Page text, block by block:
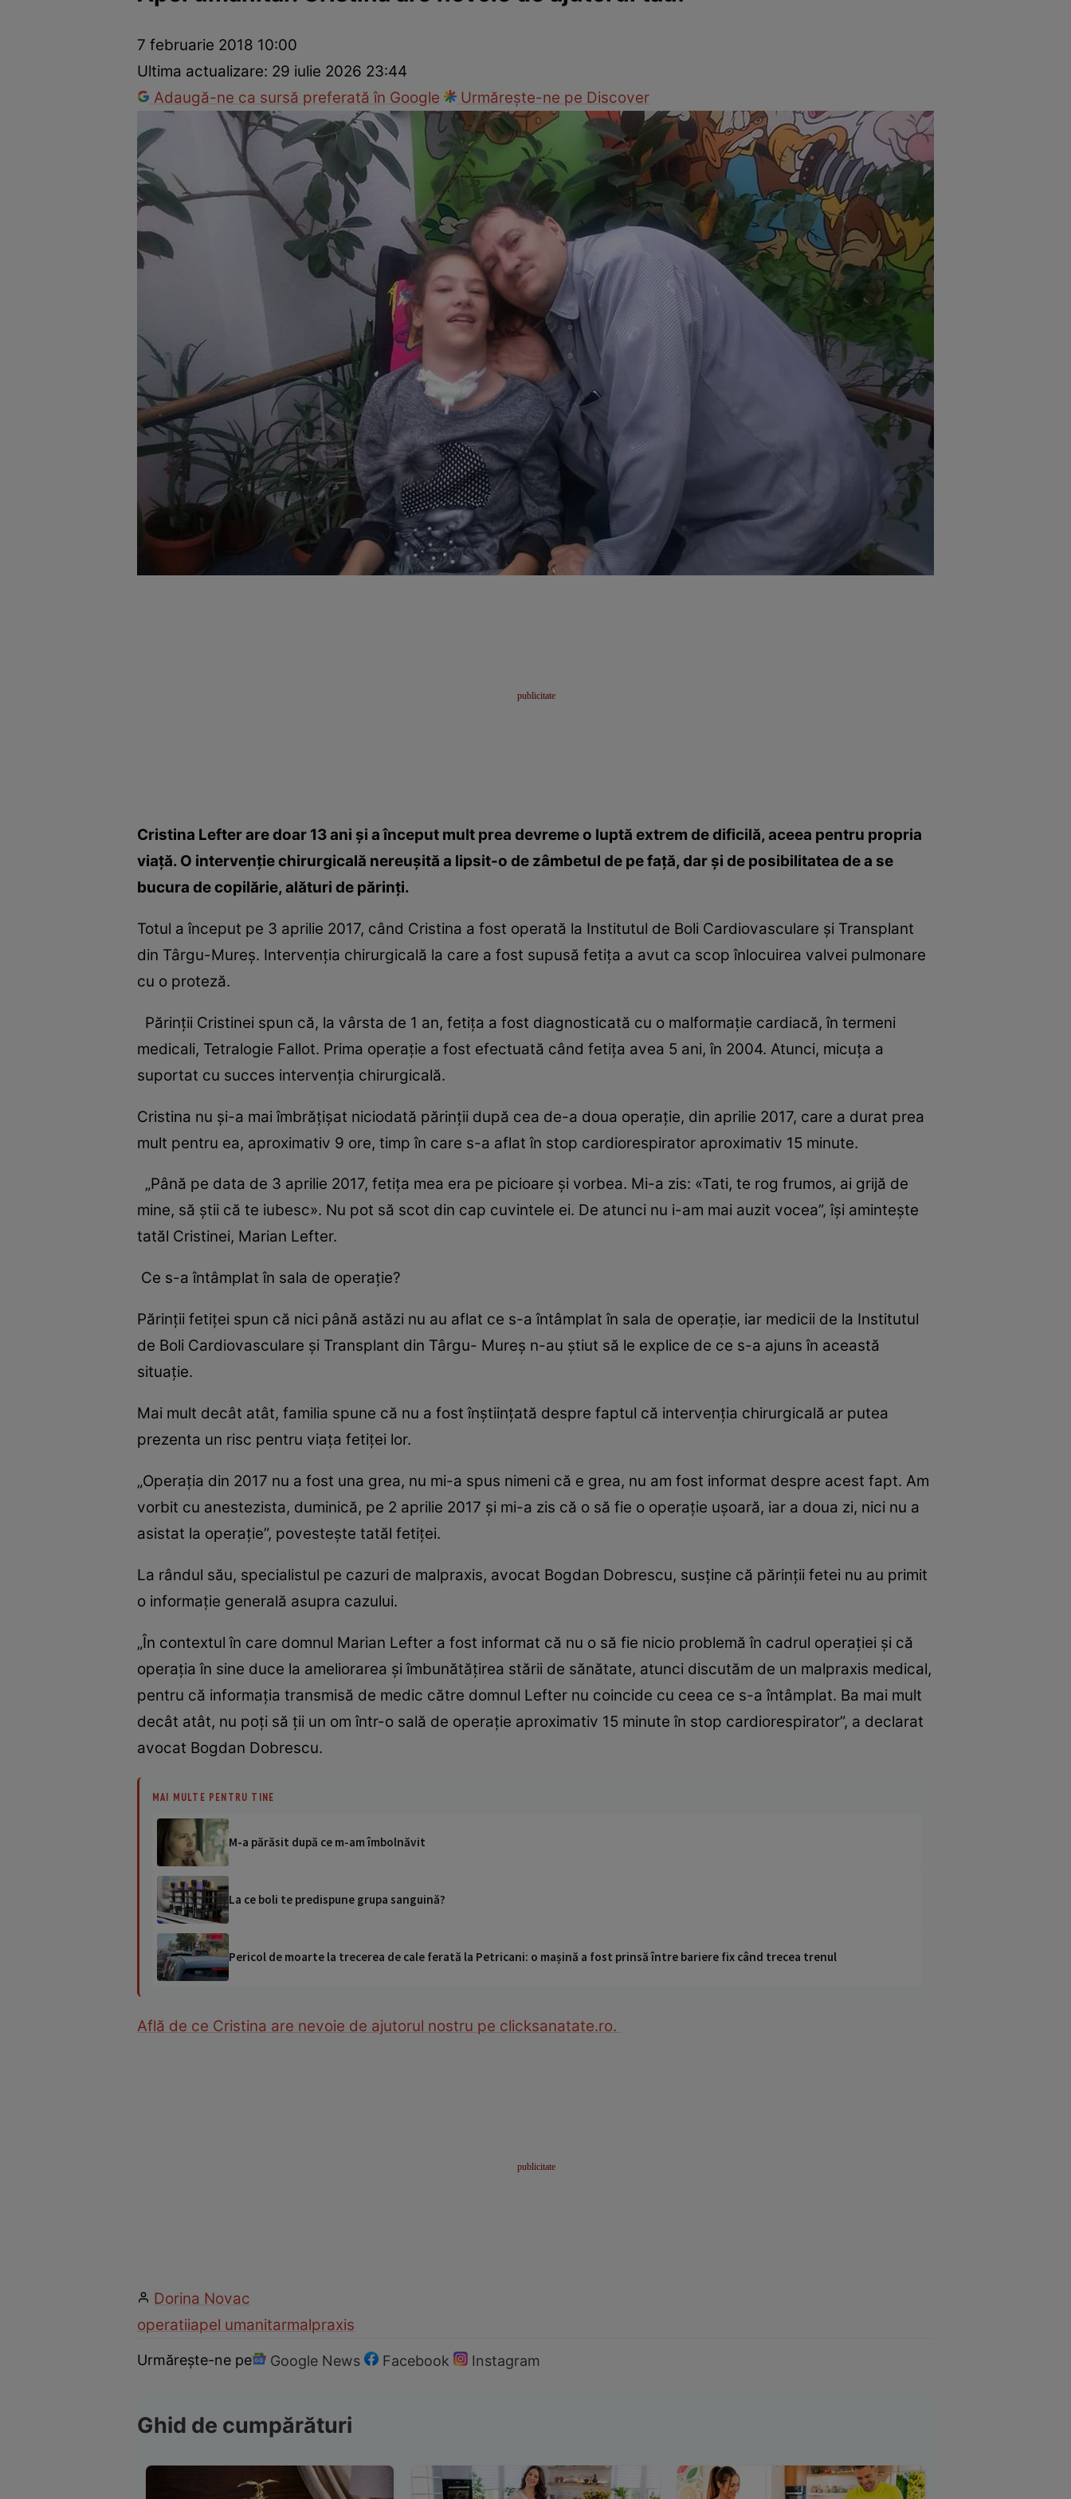
Vedete internaționaleVedete româneștiInterviurile Click!
7 februarie 2018 10:00
Ultima actualizare: 29 iulie 2026 23:44
Adaugă-ne ca sursă preferată în Google
Urmărește-ne pe Discover
Cristina Lefter are doar 13 ani şi a început mult prea devreme o luptă extrem de dificilă, aceea pentru propria
viaţă. O intervenţie chirurgicală nereuşită a lipsit-o de zâmbetul de pe faţă, dar şi de posibilitatea de a se
bucura de copilărie, alături de părinţi.
Totul a început pe 3 aprilie 2017, când Cristina a fost operată la Institutul de Boli Cardiovasculare şi Transplant
din Târgu-Mureş. Intervenţia chirurgicală la care a fost supusă fetiţa a avut ca scop înlocuirea valvei pulmonare
cu o proteză.
Părinţii Cristinei spun că, la vârsta de 1 an, fetiţa a fost diagnosticată cu o malformaţie cardiacă, în termeni
medicali, Tetralogie Fallot. Prima operaţie a fost efectuată când fetiţa avea 5 ani, în 2004. Atunci, micuţa a
suportat cu succes intervenţia chirurgicală.
Cristina nu şi-a mai îmbrăţişat niciodată părinţii după cea de-a doua operaţie, din aprilie 2017, care a durat prea
mult pentru ea, aproximativ 9 ore, timp în care s-a aflat în stop cardiorespirator aproximativ 15 minute.
„Până pe data de 3 aprilie 2017, fetiţa mea era pe picioare şi vorbea. Mi-a zis: «Tati, te rog frumos, ai grijă de
mine, să ştii că te iubesc». Nu pot să scot din cap cuvintele ei. De atunci nu i-am mai auzit vocea”, îşi aminteşte
tatăl Cristinei, Marian Lefter.
Ce s-a întâmplat în sala de operaţie?
Părinţii fetiţei spun că nici până astăzi nu au aflat ce s-a întâmplat în sala de operaţie, iar medicii de la Institutul
de Boli Cardiovasculare şi Transplant din Târgu- Mureş n-au ştiut să le explice de ce s-a ajuns în această
situaţie.
Mai mult decât atât, familia spune că nu a fost înştiinţată despre faptul că intervenţia chirurgicală ar putea
prezenta un risc pentru viaţa fetiţei lor.
„Operaţia din 2017 nu a fost una grea, nu mi-a spus nimeni că e grea, nu am fost informat despre acest fapt. Am
vorbit cu anestezista, duminică, pe 2 aprilie 2017 şi mi-a zis că o să fie o operaţie uşoară, iar a doua zi, nici nu a
asistat la operaţie”, povesteşte tatăl fetiţei.
La rândul său, specialistul pe cazuri de malpraxis, avocat Bogdan Dobrescu, susţine că părinţii fetei nu au primit
o informaţie generală asupra cazului.
„În contextul în care domnul Marian Lefter a fost informat că nu o să fie nicio problemă în cadrul operaţiei şi că
operaţia în sine duce la ameliorarea şi îmbunătăţirea stării de sănătate, atunci discutăm de un malpraxis medical,
pentru că informaţia transmisă de medic către domnul Lefter nu coincide cu ceea ce s-a întâmplat. Ba mai mult
decât atât, nu poţi să ţii un om într-o sală de operaţie aproximativ 15 minute în stop cardiorespirator”, a declarat
avocat Bogdan Dobrescu.
MAI MULTE PENTRU TINE
M-a părăsit după ce m-am îmbolnăvit
La ce boli te predispune grupa sanguină?
Pericol de moarte la trecerea de cale ferată la Petricani: o mașină a fost prinsă între bariere fix când trecea trenul
Află de ce Cristina are nevoie de ajutorul nostru pe clicksanatate.ro.
Dorina Novac
operatiiapel umanitarmalpraxis
Urmărește-ne pe Google News Facebook Instagram
Ghid de cumpărături